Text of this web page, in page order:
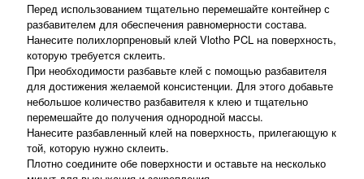
Перед использованием тщательно перемешайте контейнер с
разбавителем для обеспечения равномерности состава.
Нанесите полихлорпреновый клей Vlotho PCL на поверхность,
которую требуется склеить.
При необходимости разбавьте клей с помощью разбавителя
для достижения желаемой консистенции. Для этого добавьте
небольшое количество разбавителя к клею и тщательно
перемешайте до получения однородной массы.
Нанесите разбавленный клей на поверхность, прилегающую к
той, которую нужно склеить.
Плотно соедините обе поверхности и оставьте на несколько